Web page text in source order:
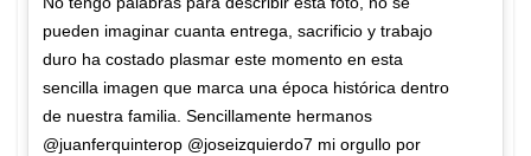
pueden imaginar cuanta entrega, sacrificio y trabajo
duro ha costado plasmar este momento en esta
sencilla imagen que marca una época histórica dentro
de nuestra familia. Sencillamente hermanos
@juanferquinterop @joseizquierdo7 mi orgullo por